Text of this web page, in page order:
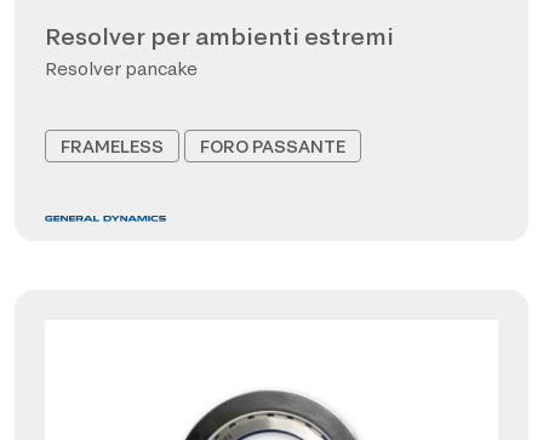
Resolver per ambienti estremi
Resolver pancake
FRAMELESS FORO PASSANTE